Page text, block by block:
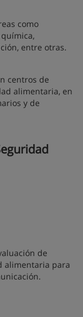
como
entre otras.
centros de
alimentaria, en
y de
de
alimentaria para